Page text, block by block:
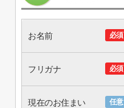
必須
お名前
必須
フリガナ
任意
現在のお住まい